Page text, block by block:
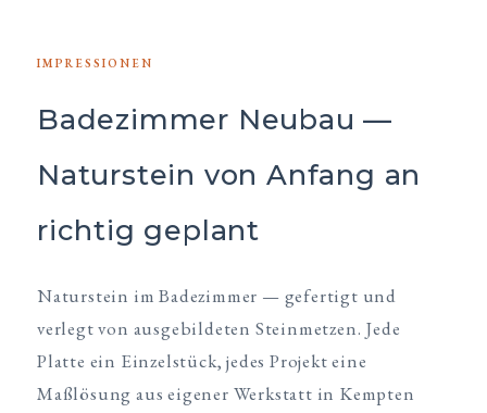
IMPRESSIONEN
Badezimmer Neubau —
Naturstein von Anfang an
richtig geplant
Naturstein im Badezimmer — gefertigt und
verlegt von ausgebildeten Steinmetzen. Jede
Platte ein Einzelstück, jedes Projekt eine
Maßlösung aus eigener Werkstatt in Kempten